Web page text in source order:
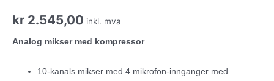
kr 2.545,00 inkl. mva
Analog mikser med kompressor
10-kanals mikser med 4 mikrofon-innganger med